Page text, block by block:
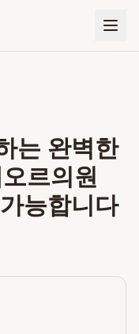
는 완벽한
르의원
능합니다